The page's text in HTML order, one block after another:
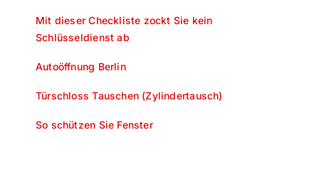
Mit dieser Checkliste zockt Sie kein
Schlüsseldienst ab
Autoöffnung Berlin
Türschloss Tauschen (Zylindertausch)
So schützen Sie Fenster